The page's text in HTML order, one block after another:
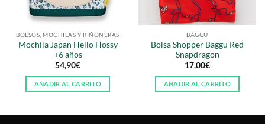
BOLSOS, MOCHILAS Y RIÑONERAS
Mochila Japan Hello Hossy
+6 años
54,90€
AÑADIR AL CARRITO
BAGGU
Bolsa Shopper Baggu Red
Snapdragon
17,00€
AÑADIR AL CARRITO